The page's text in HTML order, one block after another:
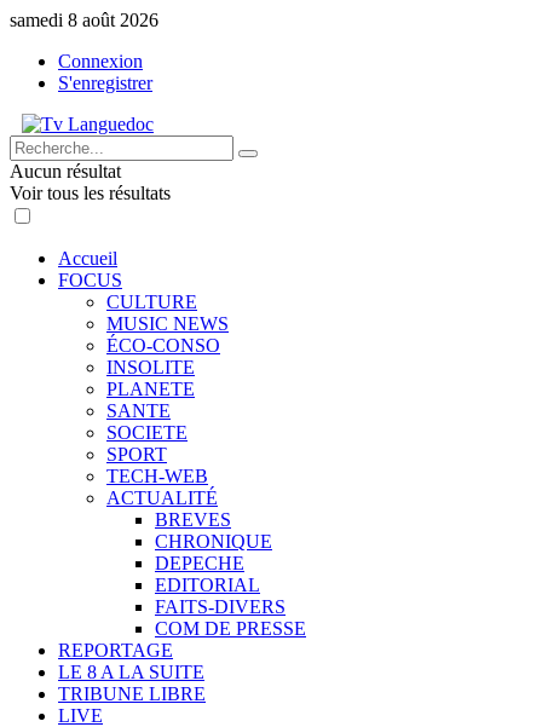
samedi 8 août 2026
Connexion
S'enregistrer
Aucun résultat
Voir tous les résultats
Accueil
FOCUS
CULTURE
MUSIC NEWS
ÉCO-CONSO
INSOLITE
PLANETE
SANTE
SOCIETE
SPORT
TECH-WEB
ACTUALITÉ
BREVES
CHRONIQUE
DEPECHE
EDITORIAL
FAITS-DIVERS
COM DE PRESSE
REPORTAGE
LE 8 A LA SUITE
TRIBUNE LIBRE
LIVE